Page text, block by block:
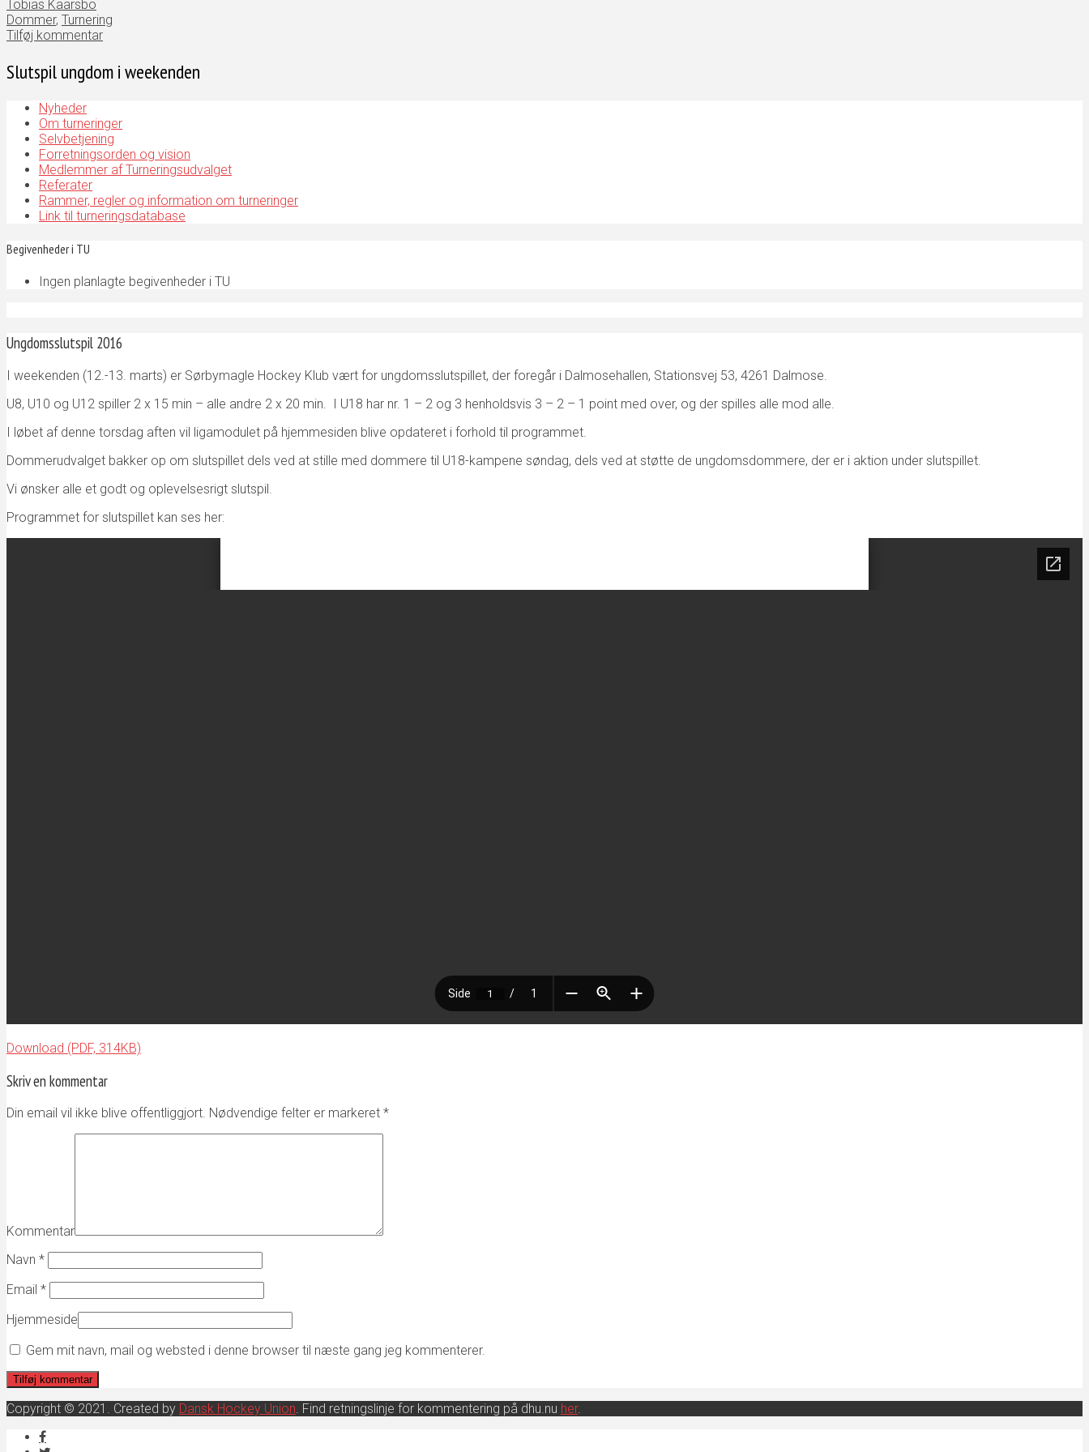
Tobias Kaarsbo
Dommer, Turnering
Tilføj kommentar
Slutspil ungdom i weekenden
Nyheder
Om turneringer
Selvbetjening
Forretningsorden og vision
Medlemmer af Turneringsudvalget
Referater
Rammer, regler og information om turneringer
Link til turneringsdatabase
Begivenheder i TU
Ingen planlagte begivenheder i TU
Ungdomsslutspil 2016
I weekenden (12.-13. marts) er Sørbymagle Hockey Klub vært for ungdomsslutspillet, der foregår i Dalmosehallen, Stationsvej 53, 4261 Dalmose.
U8, U10 og U12 spiller 2 x 15 min – alle andre 2 x 20 min. I U18 har nr. 1 – 2 og 3 henholdsvis 3 – 2 – 1 point med over, og der spilles alle mod alle.
I løbet af denne torsdag aften vil ligamodulet på hjemmesiden blive opdateret i forhold til programmet.
Dommerudvalget bakker op om slutspillet dels ved at stille med dommere til U18-kampene søndag, dels ved at støtte de ungdomsdommere, der er i aktion under slutspillet.
Vi ønsker alle et godt og oplevelsesrigt slutspil.
Programmet for slutspillet kan ses her:
Download (PDF, 314KB)
Skriv en kommentar
Din email vil ikke blive offentliggjort. Nødvendige felter er markeret *
Kommentar
Navn *
Email *
Hjemmeside
Gem mit navn, mail og websted i denne browser til næste gang jeg kommenterer.
Copyright © 2021. Created by Dansk Hockey Union. Find retningslinje for kommentering på dhu.nu her.